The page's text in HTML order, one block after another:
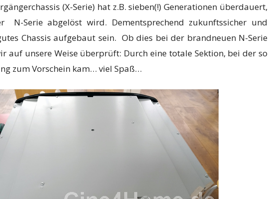
(X-Serie) hat z.B. sieben(!) Generationen überdauert,
N-Serie abgelöst wird. Dementsprechend zukunftssicher und
Chassis aufgebaut sein. Ob dies bei der brandneuen N-Serie
auf unsere Weise überprüft: Durch eine totale Sektion, bei der so
zum Vorschein kam… viel Spaß…